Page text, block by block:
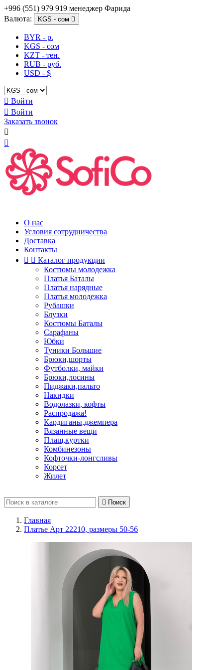
+996 (551) 979 919 менеджер Фарида
Валюта:
KGS - сом 
BYR - р.
KGS - сом
KZT - тен.
RUB - руб.
USD - $
 Войти
 Войти
Заказать звонок


О нас
Условия сотрудничества
Доставка
Контакты
  Каталог продукции
Костюмы молодежка
Платья Баталы
Платья нарядные
Платья молодежка
Рубашки
Блузки
Костюмы Баталы
Сарафаны
Юбки
Туники Большие
Брюки,шорты
Футболки, майки
Брюки,лосины
Пиджаки,пальто
Накидки
Водолазки, кофты
Распродажа!
Кардиганы,джемпера
Вязанные вещи
Плащ,куртки
Комбинезоны
Кофточки-лонгсливы
Корсет
Жилет
 Поиск
Главная
Платье Арт 22210, размеры 50-56